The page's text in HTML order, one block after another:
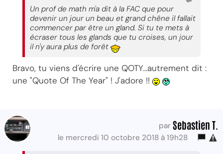
Un prof de math m'a dit à la FAC que pour
devenir un jour un beau et grand chêne il fallait
commencer par être un gland. Si tu te mets à
écraser tous les glands que tu croises, un jour
il n'y aura plus de forêt
Bravo, tu viens d'écrire une QOTY...autrement dit :
une "Quote Of The Year" ! J'adore !!
par Sebastien T.
le mercredi 10 octobre 2018 à 19h28